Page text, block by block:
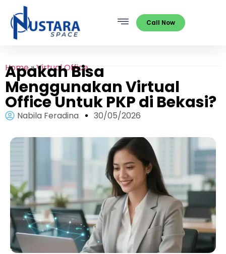
Call Now
Home»Virtual Office
Apakah Bisa
Menggunakan Virtual
Office Untuk PKP di Bekasi?
Nabila Feradina 30/05/2026